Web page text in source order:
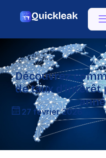
Découvrez
de taux
27 février 2026